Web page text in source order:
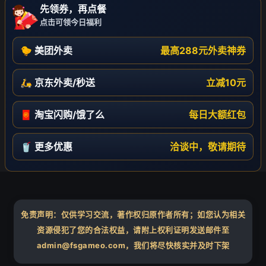
先领券，再点餐
点击可领今日福利
🐤 美团外卖 最高288元外卖神券
🛵 京东外卖/秒送 立减10元
🧧 淘宝闪购/饿了么 每日大额红包
🥤 更多优惠 洽谈中，敬请期待
免责声明：仅供学习交流，著作权归原作者所有；如您认为相关
资源侵犯了您的合法权益，请附上权利证明发送邮件至
admin@fsgameo.com，我们将尽快核实并及时下架